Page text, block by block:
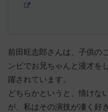
前田旺志郎さんは、子供の
ンビでお兄ちゃんと漫才を
躍されています。
どちらかというと、情けな
が、私はその演技が凄く好